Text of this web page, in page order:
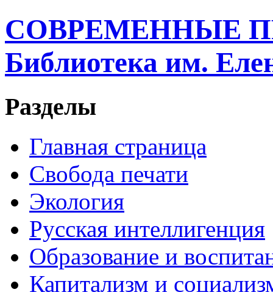
СОВРЕМЕННЫЕ
Библиотека им.
Разделы
Главная страница
Свобода печати
Экология
Русская интеллигенция
Образование и
Капитализм и